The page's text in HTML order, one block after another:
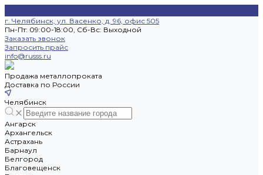
г. Челябинск, ул. Васенко, д. 96, офис 505
Пн-Пт: 09:00-18:00, Cб-Вс: Выходной
Заказать звонок
Запросить прайс
info@russs.ru
Продажа металлопроката
Доставка по России
Челябинск
Ангарск
Архангельск
Астрахань
Барнаул
Белгород
Благовещенск